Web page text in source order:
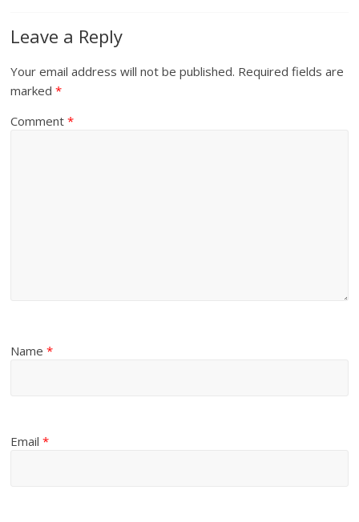
Leave a Reply
Your email address will not be published. Required fields are
marked*
Comment*
Name*
Email*